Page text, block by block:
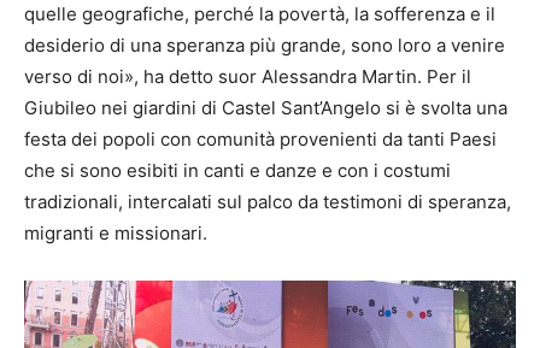
quelle geografiche, perché la povertà, la sofferenza e il
desiderio di una speranza più grande, sono loro a venire
verso di noi», ha detto suor Alessandra Martin. Per il
Giubileo nei giardini di Castel Sant’Angelo si è svolta una
festa dei popoli con comunità provenienti da tanti Paesi
che si sono esibiti in canti e danze e con i costumi
tradizionali, intercalati sul palco da testimoni di speranza,
migranti e missionari.